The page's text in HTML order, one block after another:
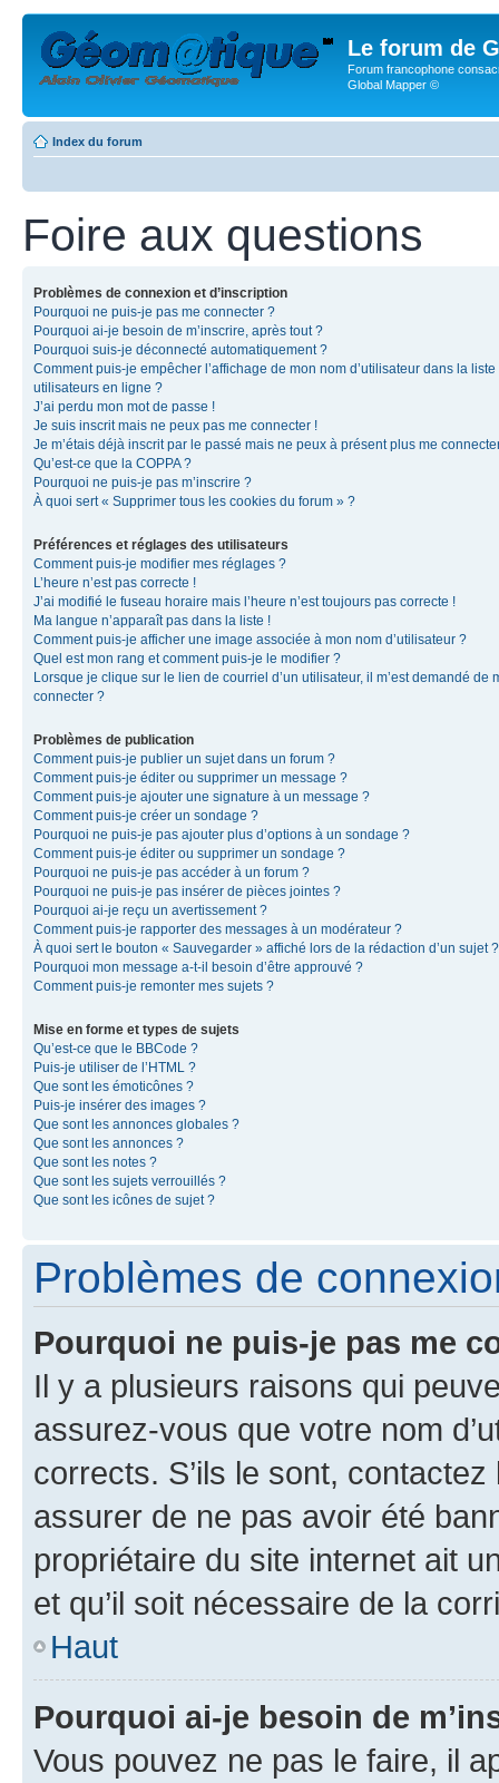
Le forum de
Forum francophone
Global Mapper ©
Index du forum
Foire aux questions
Problèmes de connexion et d’inscription
Pourquoi ne puis-je pas me connecter ?
Pourquoi ai-je besoin de m’inscrire, après tout ?
Pourquoi suis-je déconnecté automatiquement ?
Comment puis-je empêcher l’affichage de mon nom d’utilisateur dans la liste
utilisateurs en ligne ?
J’ai perdu mon mot de passe !
Je suis inscrit mais ne peux pas me connecter !
Je m’étais déjà inscrit par le passé mais ne peux à présent plus me
Qu’est-ce que la COPPA ?
Pourquoi ne puis-je pas m’inscrire ?
À quoi sert « Supprimer tous les cookies du forum » ?
Préférences et réglages des utilisateurs
Comment puis-je modifier mes réglages ?
L’heure n’est pas correcte !
J’ai modifié le fuseau horaire mais l’heure n’est toujours pas correcte !
Ma langue n’apparaît pas dans la liste !
Comment puis-je afficher une image associée à mon nom d’utilisateur ?
Quel est mon rang et comment puis-je le modifier ?
Lorsque je clique sur le lien de courriel d’un utilisateur, il m’est demandé de
connecter ?
Problèmes de publication
Comment puis-je publier un sujet dans un forum ?
Comment puis-je éditer ou supprimer un message ?
Comment puis-je ajouter une signature à un message ?
Comment puis-je créer un sondage ?
Pourquoi ne puis-je pas ajouter plus d’options à un sondage ?
Comment puis-je éditer ou supprimer un sondage ?
Pourquoi ne puis-je pas accéder à un forum ?
Pourquoi ne puis-je pas insérer de pièces jointes ?
Pourquoi ai-je reçu un avertissement ?
Comment puis-je rapporter des messages à un modérateur ?
À quoi sert le bouton « Sauvegarder » affiché lors de la rédaction d’un sujet ?
Pourquoi mon message a-t-il besoin d’être approuvé ?
Comment puis-je remonter mes sujets ?
Mise en forme et types de sujets
Qu’est-ce que le BBCode ?
Puis-je utiliser de l’HTML ?
Que sont les émoticônes ?
Puis-je insérer des images ?
Que sont les annonces globales ?
Que sont les annonces ?
Que sont les notes ?
Que sont les sujets verrouillés ?
Que sont les icônes de sujet ?
Problèmes de
Pourquoi ne puis-je pas me
Il y a plusieurs raisons qui
assurez-vous que votre nom
corrects. S’ils le sont,
assurer de ne pas avoir été
propriétaire du site internet ait
et qu’il soit nécessaire de la
Haut
Pourquoi ai-je besoin de
Vous pouvez ne pas le faire, il